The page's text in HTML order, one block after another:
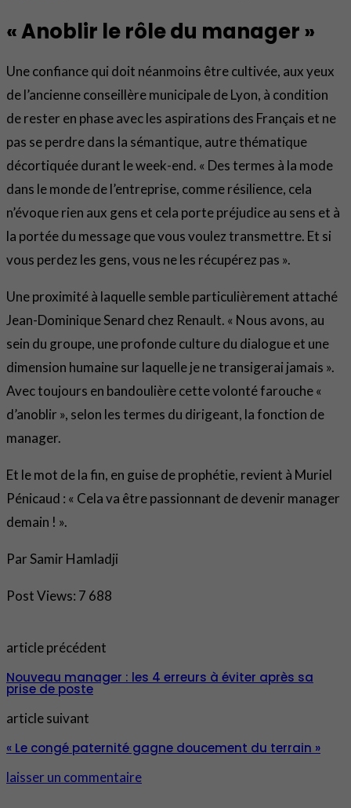
« Anoblir le rôle du manager »
Une confiance qui doit néanmoins être cultivée, aux yeux
de l’ancienne conseillère municipale de Lyon, à condition
de rester en phase avec les aspirations des Français et ne
pas se perdre dans la sémantique, autre thématique
décortiquée durant le week-end. « Des termes à la mode
dans le monde de l’entreprise, comme résilience, cela
n’évoque rien aux gens et cela porte préjudice au sens et à
la portée du message que vous voulez transmettre. Et si
vous perdez les gens, vous ne les récupérez pas ».
Une proximité à laquelle semble particulièrement attaché
Jean-Dominique Senard chez Renault. « Nous avons, au
sein du groupe, une profonde culture du dialogue et une
dimension humaine sur laquelle je ne transigerai jamais ».
Avec toujours en bandoulière cette volonté farouche «
d’anoblir », selon les termes du dirigeant, la fonction de
manager.
Et le mot de la fin, en guise de prophétie, revient à Muriel
Pénicaud : « Cela va être passionnant de devenir manager
demain ! ».
Par Samir Hamladji
Post Views: 7 688
article précédent
Nouveau manager : les 4 erreurs à éviter après sa
prise de poste
article suivant
« Le congé paternité gagne doucement du terrain »
laisser un commentaire